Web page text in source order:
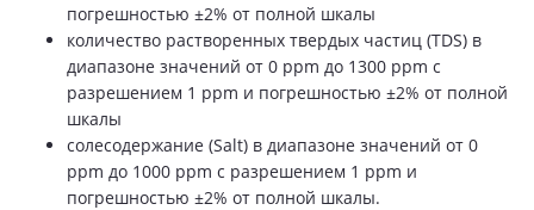
погрешностью ±2% от полной шкалы
количество растворенных твердых частиц (TDS) в
диапазоне значений от 0 ppm до 1300 ppm с
разрешением 1 ppm и погрешностью ±2% от полной
шкалы
солесодержание (Salt) в диапазоне значений от 0
ppm до 1000 ppm с разрешением 1 ppm и
погрешностью ±2% от полной шкалы.